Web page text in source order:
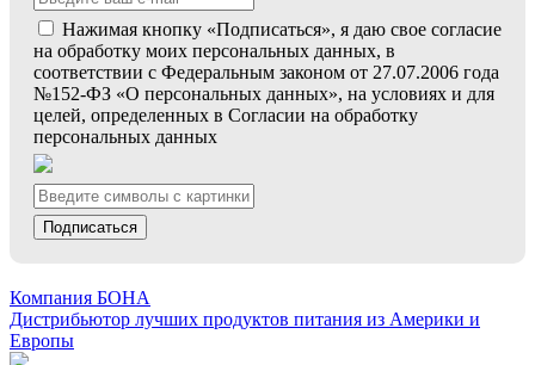
Нажимая кнопку «Подписаться», я даю свое согласие
на обработку моих персональных данных, в
соответствии с Федеральным законом от 27.07.2006 года
№152-ФЗ «О персональных данных», на условиях и для
целей, определенных в Согласии на обработку
персональных данных
Подписаться
Компания БОНА
Дистрибьютор лучших продуктов питания из Америки и
Европы